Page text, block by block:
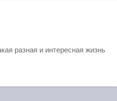
разная и интересная жизнь